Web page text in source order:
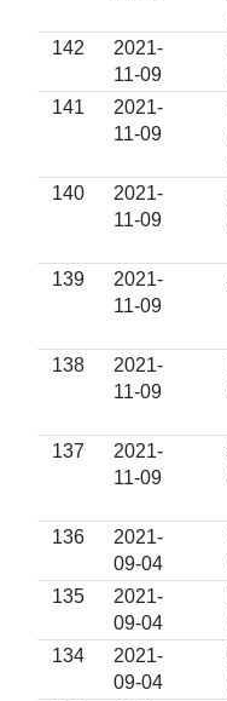
142
2021-
11-09
141
2021-
11-09
140
2021-
11-09
139
2021-
11-09
138
2021-
11-09
137
2021-
11-09
136
2021-
09-04
135
2021-
09-04
134
2021-
09-04